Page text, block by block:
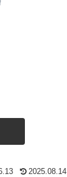
2025.08.14